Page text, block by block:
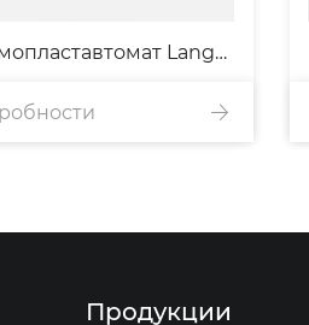
Lange
250-M6
Продукции